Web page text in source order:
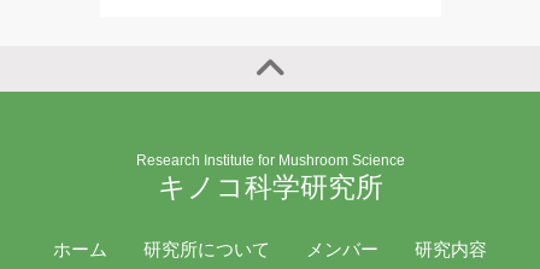
Research Institute for Mushroom Science
キノコ科学研究所
ホーム 研究所について メンバー 研究内容